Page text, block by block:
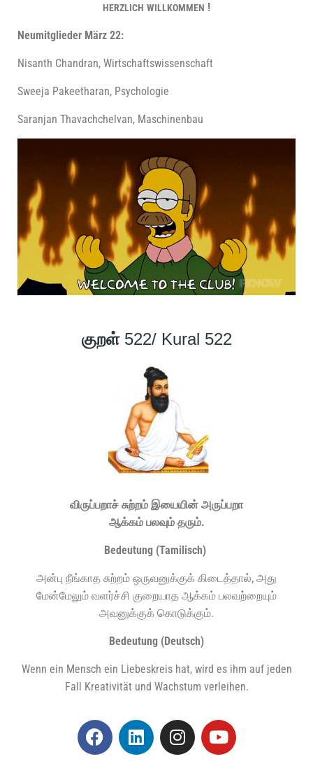
HERZLICH WILLKOMMEN !
Neu­mit­glie­der März 22:
Nisanth Chandran, Wirtschaftswissenschaft
Sweeja Pakeet­ha­ran, Psychologie
Saran­jan Tha­vach­chel­van, Maschinenbau
குறள்522/ Kural 522
விருப்பறாச் சுற்றம் இயையின் அருப்பறா
ஆக்கம் பலவும் தரும்.
Bedeu­tung (Tami­lisch)
அன்பு நீங்காத சுற்றம் ஒருவனுக்குக் கிடைத்தால், அது
மேன்மேலும் வளர்ச்சி குறையாத ஆக்கம் பலவற்றையும்
அவனுக்குக் கொடுக்கும்.
Bedeu­tung (Deutsch)
Wenn ein Mensch ein Lie­bes­kreis hat, wird es ihm auf jeden
Fall Krea­ti­vi­tät und Wachs­tum verleihen.